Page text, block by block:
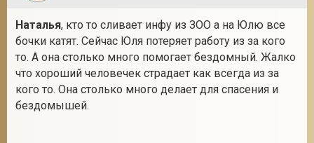
Наталья, кто то сливает инфу из ЗОО а на Юлю все
бочки катят. Сейчас Юля потеряет работу из за кого
то. А она столько много помогает бездомный. Жалко
что хороший человечек страдает как всегда из за
кого то. Она столько много делает для спасения и
бездомышей.